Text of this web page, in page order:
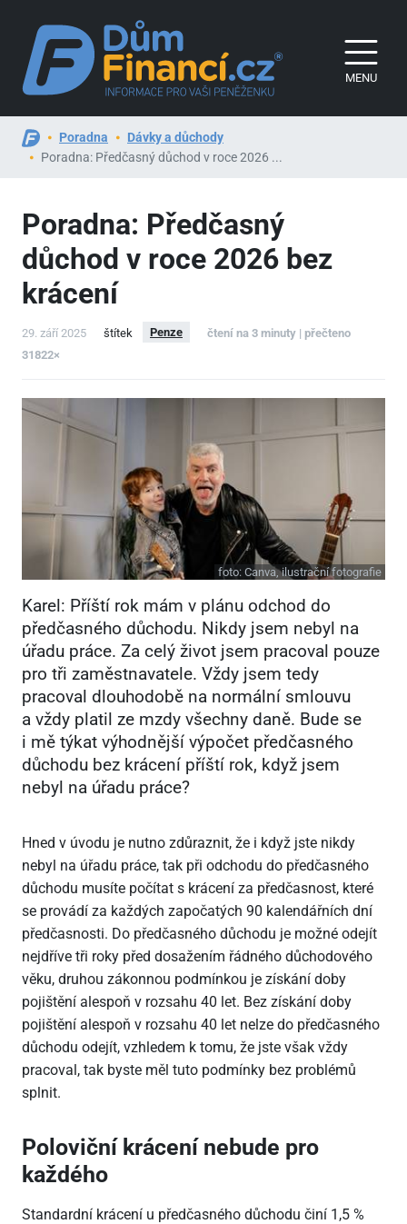
MENU
Poradna
Dávky a důchody
Poradna: Předčasný důchod v roce 2026 ...
Poradna: Předčasný
důchod v roce 2026 bez
krácení
29. září 2025 štítek Penze
čtení na 3 minuty | přečteno
31822×
foto: Canva, ilustrační fotografie
Karel: Příští rok mám v plánu odchod do
předčasného důchodu. Nikdy jsem nebyl na
úřadu práce. Za celý život jsem pracoval pouze
pro tři zaměstnavatele. Vždy jsem tedy
pracoval dlouhodobě na normální smlouvu
a vždy platil ze mzdy všechny daně. Bude se
i mě týkat výhodnější výpočet předčasného
důchodu bez krácení příští rok, když jsem
nebyl na úřadu práce?
Hned v úvodu je nutno zdůraznit, že i když jste nikdy
nebyl na úřadu práce, tak při odchodu do předčasného
důchodu musíte počítat s krácení za předčasnost, které
se provádí za každých započatých 90 kalendářních dní
předčasnosti. Do předčasného důchodu je možné odejít
nejdříve tři roky před dosažením řádného důchodového
věku, druhou zákonnou podmínkou je získání doby
pojištění alespoň v rozsahu 40 let. Bez získání doby
pojištění alespoň v rozsahu 40 let nelze do předčasného
důchodu odejít, vzhledem k tomu, že jste však vždy
pracoval, tak byste měl tuto podmínky bez problémů
splnit.
Poloviční krácení nebude pro
každého
Standardní krácení u předčasného důchodu činí 1,5 %